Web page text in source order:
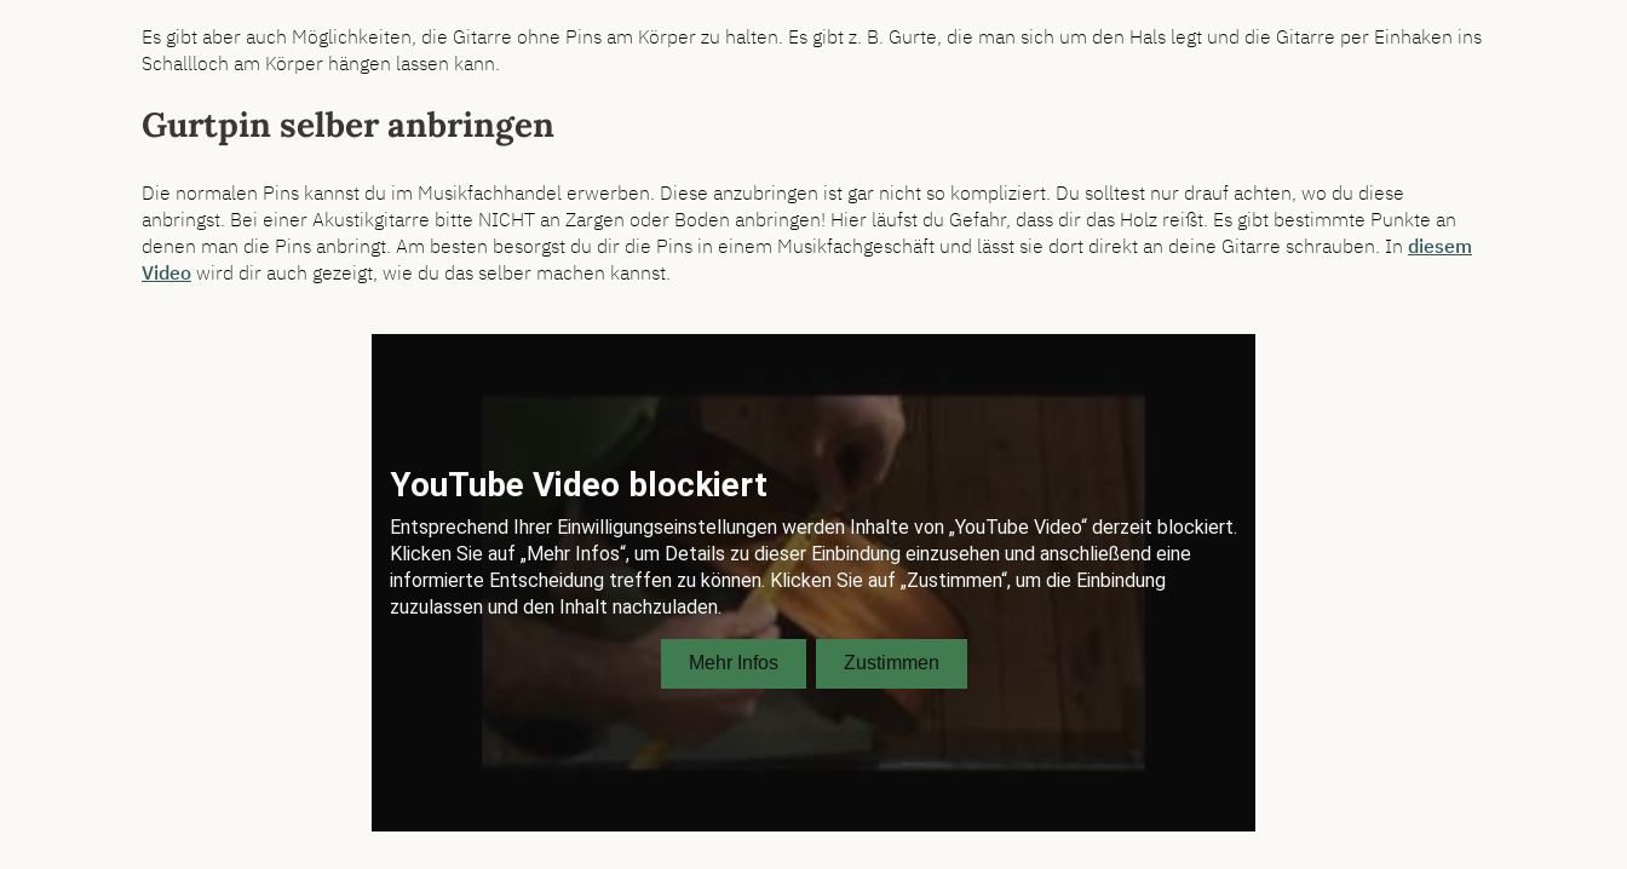
Es gibt aber auch Möglichkeiten, die Gitarre ohne Pins am Körper zu halten. Es gibt z. B. Gurte, die man sich um den Hals legt und die Gitarre per Einhaken ins
Schallloch am Körper hängen lassen kann.
Gurtpin selber anbringen
Die normalen Pins kannst du im Musikfachhandel erwerben. Diese anzubringen ist gar nicht so kompliziert. Du solltest nur drauf achten, wo du diese
anbringst. Bei einer Akustikgitarre bitte NICHT an Zargen oder Boden anbringen! Hier läufst du Gefahr, dass dir das Holz reißt. Es gibt bestimmte Punkte an
denen man die Pins anbringt. Am besten besorgst du dir die Pins in einem Musikfachgeschäft und lässt sie dort direkt an deine Gitarre schrauben. In diesem
Video wird dir auch gezeigt, wie du das selber machen kannst.